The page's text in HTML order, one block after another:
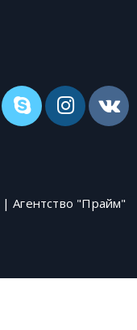
| Агентство "Прайм"